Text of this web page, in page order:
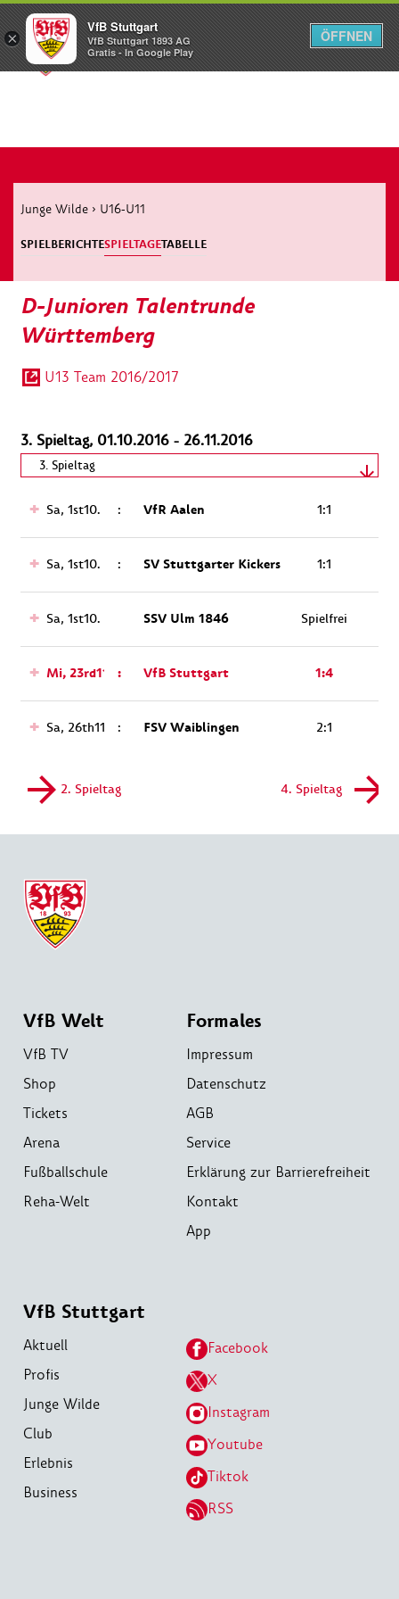
Menü
Junge Wilde › U16-U11
SPIELBERICHTESPIELTAGETABELLE
D-Junioren Talentrunde
Württemberg
U13 Team 2016/2017
3. Spieltag, 01.10.2016 - 26.11.2016
01.10.2016 - 26.11.2016
Sa, 1st10. : VfR Aalen 1:1
Sa, 1st10. : SV Stuttgarter Kickers 1:1
Sa, 1st10. SSV Ulm 1846 Spielfrei
Mi, 23rd11. : VfB Stuttgart 1:4
Sa, 26th11. : FSV Waiblingen 2:1
2. Spieltag 4. Spieltag
VfB Welt
VfB TV
Shop
Tickets
Arena
Fußballschule
Reha-Welt
Formales
Impressum
Datenschutz
AGB
Service
Erklärung zur Barrierefreiheit
Kontakt
App
VfB Stuttgart
Aktuell
Profis
Junge Wilde
Club
Erlebnis
Business
Facebook
X
Instagram
Youtube
Tiktok
RSS
×
VfB Stuttgart
VfB Stuttgart 1893 AG
Gratis - In Google Play
ÖFFNEN